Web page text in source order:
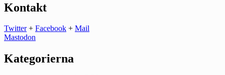
Kontakt
Twitter+ Facebook + Mail
Mastodon
Kategorierna